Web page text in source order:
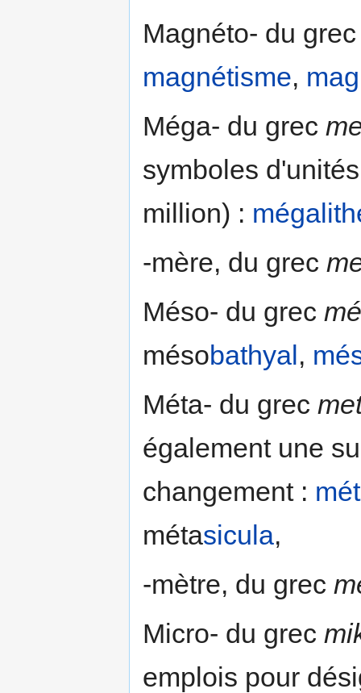
Magnéto- du
magnétisme,
Méga- du grec
symboles
million) :
-mère, du grec
Méso- du grec
mésobathyal,
Méta- du grec
également une
changement :
métasicula,
-mètre, du grec
Micro- du grec
emplois pour